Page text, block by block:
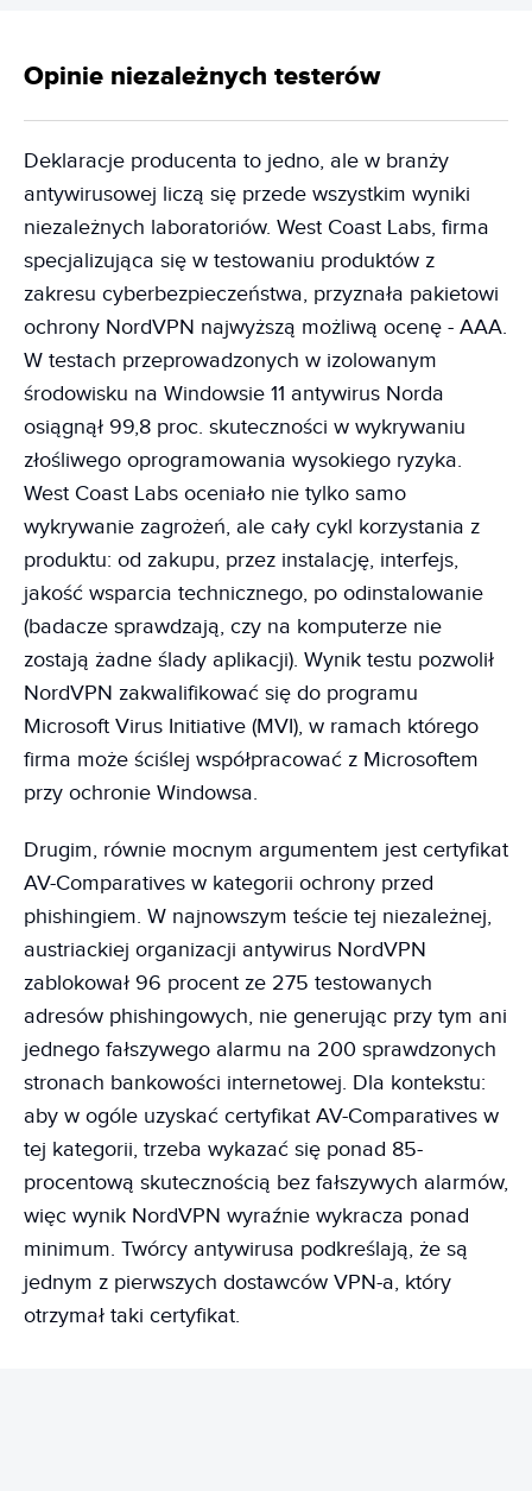
Opinie niezależnych testerów
Deklaracje producenta to jedno, ale w branży
antywirusowej liczą się przede wszystkim wyniki
niezależnych laboratoriów. West Coast Labs, firma
specjalizująca się w testowaniu produktów z
zakresu cyberbezpieczeństwa, przyznała pakietowi
ochrony NordVPN najwyższą możliwą ocenę - AAA.
W testach przeprowadzonych w izolowanym
środowisku na Windowsie 11 antywirus Norda
osiągnął 99,8 proc. skuteczności w wykrywaniu
złośliwego oprogramowania wysokiego ryzyka.
West Coast Labs oceniało nie tylko samo
wykrywanie zagrożeń, ale cały cykl korzystania z
produktu: od zakupu, przez instalację, interfejs,
jakość wsparcia technicznego, po odinstalowanie
(badacze sprawdzają, czy na komputerze nie
zostają żadne ślady aplikacji). Wynik testu pozwolił
NordVPN zakwalifikować się do programu
Microsoft Virus Initiative (MVI), w ramach którego
firma może ściślej współpracować z Microsoftem
przy ochronie Windowsa.
Drugim, równie mocnym argumentem jest certyfikat
AV-Comparatives w kategorii ochrony przed
phishingiem. W najnowszym teście tej niezależnej,
austriackiej organizacji antywirus NordVPN
zablokował 96 procent ze 275 testowanych
adresów phishingowych, nie generując przy tym ani
jednego fałszywego alarmu na 200 sprawdzonych
stronach bankowości internetowej. Dla kontekstu:
aby w ogóle uzyskać certyfikat AV-Comparatives w
tej kategorii, trzeba wykazać się ponad 85-
procentową skutecznością bez fałszywych alarmów,
więc wynik NordVPN wyraźnie wykracza ponad
minimum. Twórcy antywirusa podkreślają, że są
jednym z pierwszych dostawców VPN-a, który
otrzymał taki certyfikat.